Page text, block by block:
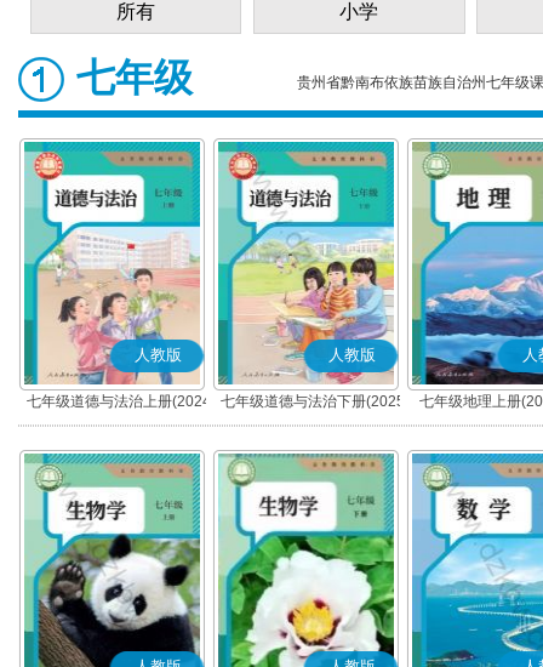
所有 小学
七年级 贵州省黔南布依族苗族自治州七年级
人教版
七年级道德与法治上册(2024
秋版)(部编版)
人教版
七年级道德与法治下册(2025
春版)(部编版)
人
七年级地理上册